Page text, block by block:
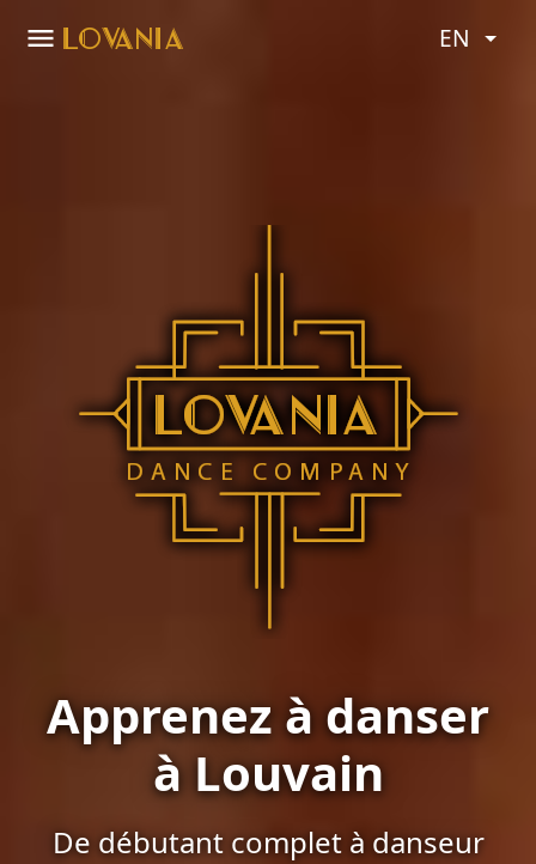
menu LOVANIA EN
LOVANIA
DANCE COMPANY
Apprenez à danser
à Louvain
De débutant complet à danseur